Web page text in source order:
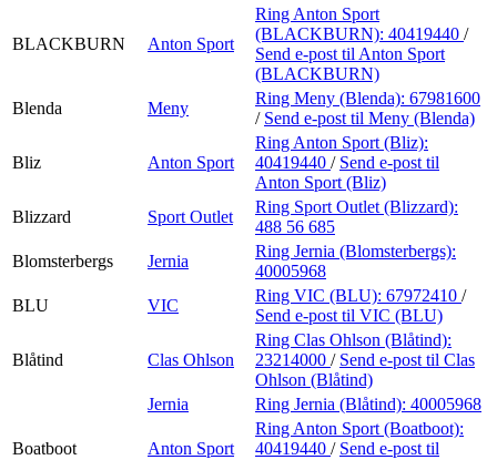
BLACKBURN Anton Sport
Ring Anton Sport
(BLACKBURN): 40419440 /
Send e-post til Anton Sport
(BLACKBURN)
Blenda
Meny
Ring Meny (Blenda): 67981600
/ Send e-post til Meny (Blenda)
Bliz Anton Sport
Ring Anton Sport (Bliz):
40419440 / Send e-post til
Anton Sport (Bliz)
Blizzard
Sport Outlet
Ring Sport Outlet (Blizzard):
488 56 685
Blomsterbergs
Jernia
Ring Jernia (Blomsterbergs):
40005968
BLU
VIC
Ring VIC (BLU): 67972410 /
Send e-post til VIC (BLU)
Blåtind Clas Ohlson
Ring Clas Ohlson (Blåtind):
23214000 / Send e-post til Clas
Ohlson (Blåtind)
Jernia
Ring Jernia (Blåtind): 40005968
Boatboot Anton Sport
Ring Anton Sport (Boatboot):
40419440 / Send e-post til